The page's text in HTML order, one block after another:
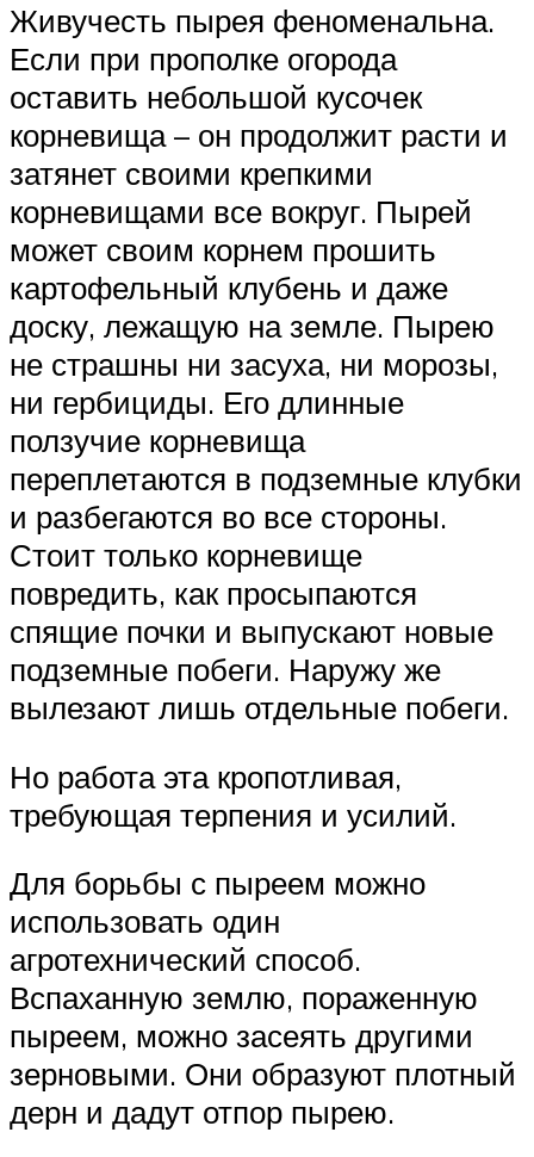
Живучесть пырея феноменальна.
Если при прополке огорода
оставить небольшой кусочек
корневища – он продолжит расти и
затянет своими крепкими
корневищами все вокруг. Пырей
может своим корнем прошить
картофельный клубень и даже
доску, лежащую на земле. Пырею
не страшны ни засуха, ни морозы,
ни гербициды. Его длинные
ползучие корневища
переплетаются в подземные клубки
и разбегаются во все стороны.
Стоит только корневище
повредить, как просыпаются
спящие почки и выпускают новые
подземные побеги. Наружу же
вылезают лишь отдельные побеги.
Но работа эта кропотливая,
требующая терпения и усилий.
Для борьбы с пыреем можно
использовать один
агротехнический способ.
Вспаханную землю, пораженную
пыреем, можно засеять другими
зерновыми. Они образуют плотный
дерн и дадут отпор пырею.